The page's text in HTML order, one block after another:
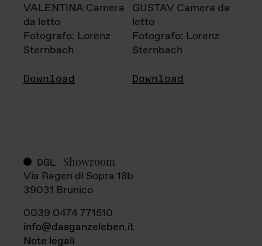
VALENTINA Camera
da letto
Fotografo: Lorenz
Sternbach
Download
GUSTAV Camera da
letto
Fotografo: Lorenz
Sternbach
Download
DGL Showroom
Via Ragen di Sopra 18b
39031 Brunico
0039 0474 771510
info@dasganzeleben.it
Note legali